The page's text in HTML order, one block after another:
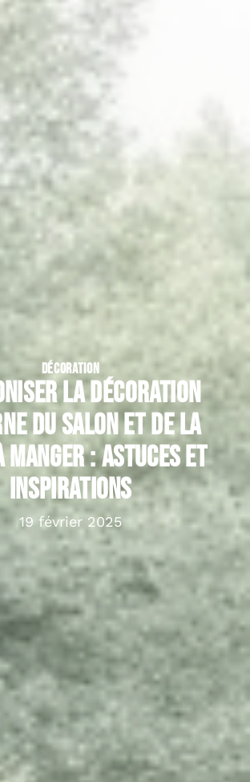
DÉCORATION
la décoration
du salon et de la
: astuces et
inspirations
19 février 2025